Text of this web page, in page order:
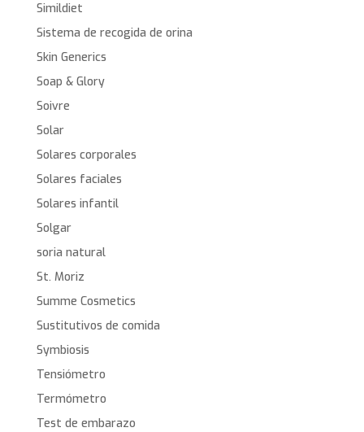
Simildiet
Sistema de recogida de orina
Skin Generics
Soap & Glory
Soivre
Solar
Solares corporales
Solares faciales
Solares infantil
Solgar
soria natural
St. Moriz
Summe Cosmetics
Sustitutivos de comida
Symbiosis
Tensiómetro
Termómetro
Test de embarazo